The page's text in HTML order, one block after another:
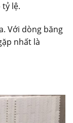
lệ.
Với dòng băng
nhất là